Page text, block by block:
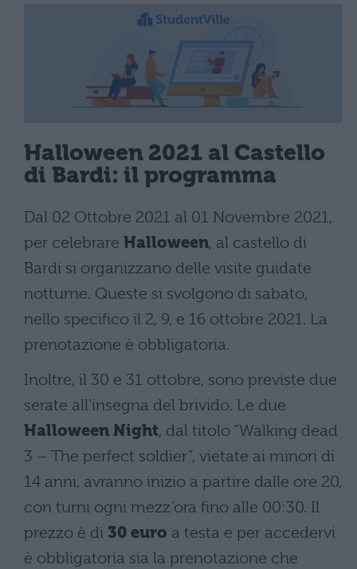
Halloween 2021 al Castello
di Bardi: il programma
Dal 02 Ottobre 2021 al 01 Novembre 2021,
per celebrare Halloween, al castello di
Bardi si organizzano delle visite guidate
notturne. Queste si svolgono di sabato,
nello specifico il 2, 9, e 16 ottobre 2021. La
prenotazione è obbligatoria.
Inoltre, il 30 e 31 ottobre, sono previste due
serate all’insegna del brivido. Le due
Halloween Night, dal titolo “Walking dead
3 – The perfect soldier”, vietate ai minori di
14 anni, avranno inizio a partire dalle ore 20,
con turni ogni mezz’ora fino alle 00:30. Il
prezzo è di 30 euro a testa e per accedervi
è obbligatoria sia la prenotazione che